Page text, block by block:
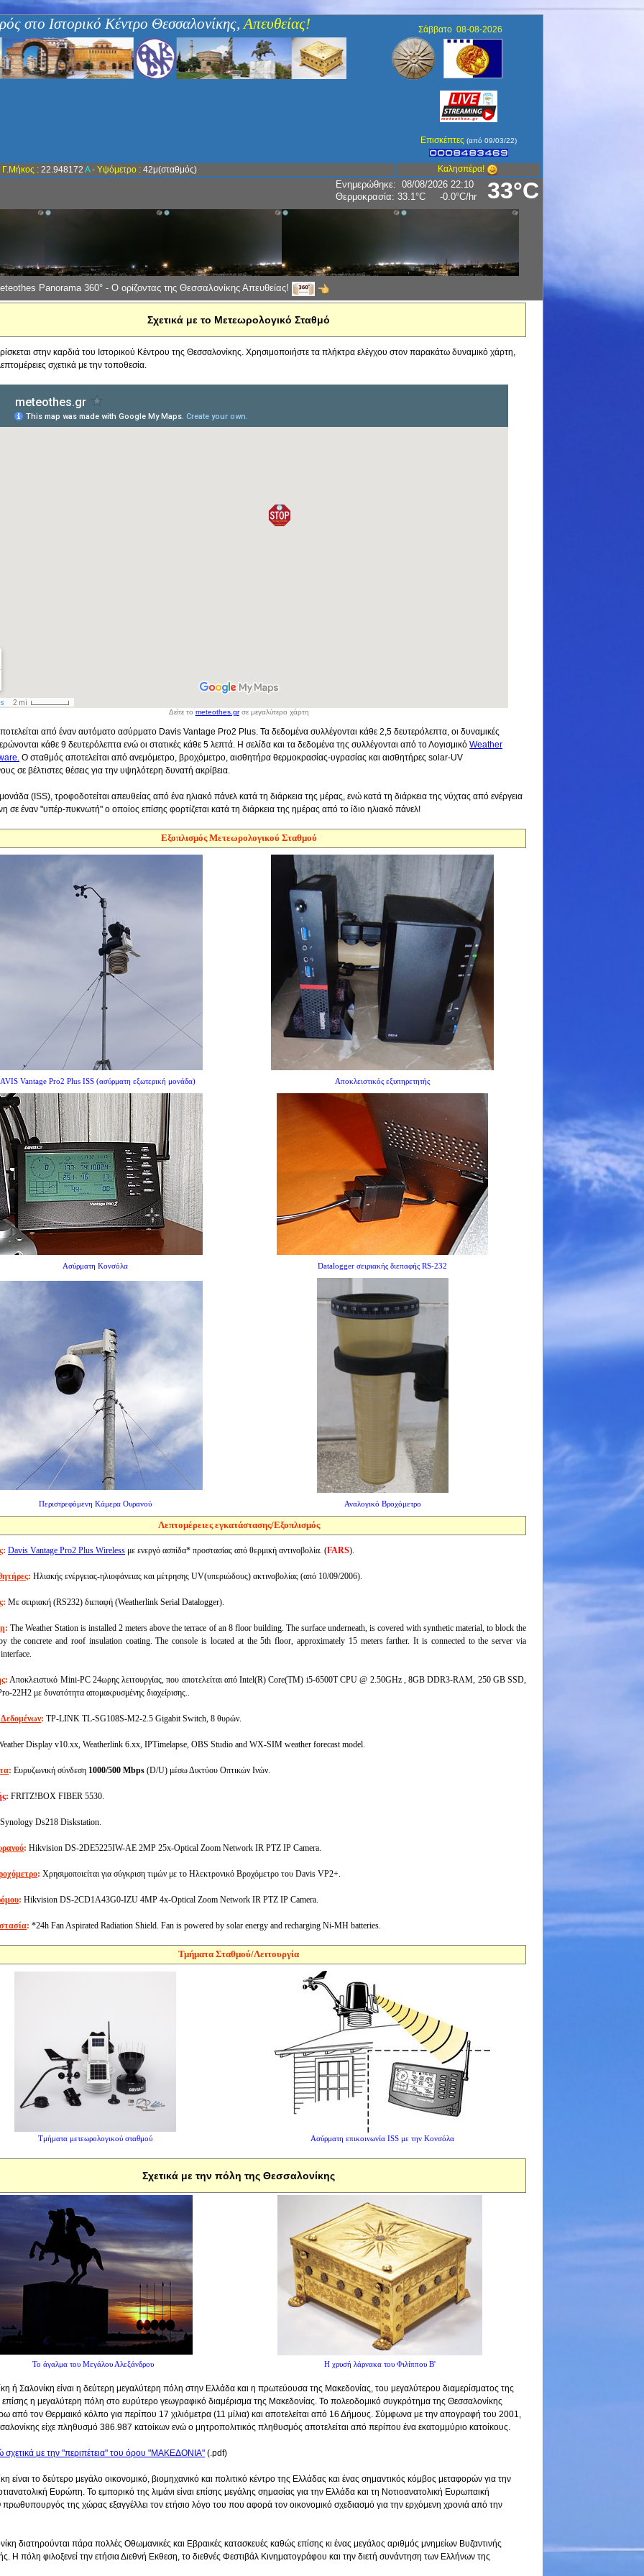
στο Ιστορικό Κέντρο Θεσσαλονίκης,Απευθείας! Σάββατο 08-08-2026
Επισκέπτες (από 09/03/22)
Γ.Μήκος :22.948172 Α- Υψόμετρο :42μ(σταθμός) Καλησπέρα!
33°C
Ενημερώθηκε: 08/08/2026 22:10
Υγρασία:43%
Panorama 360° - Ο ορίζοντας της Θεσσαλονίκης Απευθείας!
Σχετικά με το Μετεωρολογικό Σταθμό
στην καρδιά του Ιστορικού Κέντρου της Θεσσαλονίκης. Χρησιμοποιήστε τα πλήκτρα ελέγχου στον παρακάτω δυναμικό χάρτη,
σχετικά με την τοποθεσία.
Δείτε το meteothes.grσε μεγαλύτερο χάρτη
από έναν αυτόματο ασύρματο Davis Vantage Pro2 Plus. Τα δεδομένα συλλέγονται κάθε 2,5 δευτερόλεπτα, οι δυναμικές
κάθε 9 δευτερόλεπτα ενώ οι στατικές κάθε 5 λεπτά. Η σελίδα και τα δεδομένα της συλλέγονται από το ΛογισμικόWeather
Ο σταθμός αποτελείται από ανεμόμετρο, βροχόμετρο, αισθητήρα θερμοκρασίας-υγρασίας και αισθητήρες solar-UV
σε βέλτιστες θέσεις για την υψηλότερη δυνατή ακρίβεια.
(ISS), τροφοδοτείται απευθείας από ένα ηλιακό πάνελ κατά τη διάρκεια της μέρας, ενώ κατά τη διάρκεια της νύχτας από ενέργεια
σε έναν "υπέρ-πυκνωτή" ο οποίος επίσης φορτίζεται κατά τη διάρκεια της ημέρας από το ίδιο ηλιακό πάνελ!
Εξοπλισμός Μετεωρολογικού Σταθμού
Vantage Pro2 Plus ISS (ασύρματη εξωτερική μονάδα) Αποκλειστικός εξυπηρετητής
Ασύρματη Κονσόλα Datalogger σειριακής διεπαφής RS-232
Περιστρεφόμενη Κάμερα Ουρανού Αναλογικό Βροχόμετρο
Λεπτομέρειες εγκατάστασης/Eξοπλισμός
:Davis Vantage Pro2 Plus Wireless με ενεργό ασπίδα* προστασίας από θερμική αντινοβολία. (FARS).
:Ηλιακής ενέργειας-ηλιοφάνειας και μέτρησης UV(υπεριώδους) ακτινοβολίας (από 10/09/2006).
:Με σειριακή (RS232) διεπαφή (Weatherlink Serial Datalogger).
:The Weather Station is installed 2 meters above the terrace of an 8 floor building. The surface underneath, is covered with synthetic material, to block the
the concrete and roof insulation coating. The console is located at the 5th floor, approximately 15 meters farther. It is connected to the server via
: Αποκλειστικό Mini-PC 24ωρης λειτουργίας, που αποτελείται από Intel(R) Core(TM) i5-6500T CPU @ 2.50GHz , 8GB DDR3-RAM, 250 GB SSD,
22H2 με δυνατότητα απομακρυσμένης διαχείρισης..
:TP-LINK TL-SG108S-M2-2.5 Gigabit Switch, 8 θυρών.
Display v10.xx, Weatherlink 6.xx, IPTimelapse, OBS Studio and WX-SIM weather forecast model.
:Ευρυζωνική σύνδεση 1000/500 Mbps (D/U) μέσω Δικτύου Οπτικών Ινών.
: FRITZ!BOX FIBER 5530.
Ds218 Diskstation.
:Hikvision DS-2DE5225IW-AE 2MP 25x-Optical Zoom Network IR PTZ IP Camera.
:Χρησιμοποιείται για σύγκριση τιμών με το Ηλεκτρονικό Βροχόμετρο του Davis VP2+.
:Hikvision DS-2CD1A43G0-IZU 4MP 4x-Optical Zoom Network IR PTZ IP Camera.
:*24h Fan Aspirated Radiation Shield. Fan is powered by solar energy and recharging Ni-MH batteries.
Τμήματα Σταθμού/Λειτουργία
Τμήματα μετεωρολογικού σταθμού Ασύρματη επικοινωνία ISS με την Κονσόλα
Σχετικά με την πόλη της Θεσσαλονίκης
Το άγαλμα του Μεγάλου Αλεξάνδρου Η χρυσή λάρνακα του Φιλίππου Β'
ή Σαλονίκη είναι η δεύτερη μεγαλύτερη πόλη στην Ελλάδα και η πρωτεύουσα της Μακεδονίας, του μεγαλύτερου διαμερίσματος της
επίσης η μεγαλύτερη πόλη στο ευρύτερο γεωγραφικό διαμέρισμα της Μακεδονίας. Το πολεοδομικό συγκρότημα της Θεσσαλονίκης
από τον Θερμαικό κόλπο για περίπου 17 χιλιόμετρα (11 μίλια) και αποτελείται από 16 Δήμους. Σύμφωνα με την απογραφή του 2001,
είχε πληθυσμό 386.987 κατοίκων ενώ ο μητροπολιτικός πληθυσμός αποτελείται από περίπου ένα εκατομμύριο κατοίκους.
σχετικά με την "περιπέτεια" του όρου "ΜΑΚΕΔΟΝΙΑ" (.pdf)
είναι το δεύτερο μεγάλο οικονομικό, βιομηχανικό και πολιτικό κέντρο της Ελλάδας και ένας σημαντικός κόμβος μεταφορών για την
Ευρώπη. Το εμπορικό της λιμάνι είναι επίσης μεγάλης σημασίας για την Ελλάδα και τη Νοτιοανατολική Ευρωπαική
της χώρας εξαγγέλλει τον ετήσιο λόγο του που αφορά τον οικονομικό σχεδιασμό για την ερχόμενη χρονιά από την
διατηρούνται πάρα πολλές Οθωμανικές και Εβραικές κατασκευές καθώς επίσης κι ένας μεγάλος αριθμός μνημείων Βυζαντινής
Η πόλη φιλοξενεί την ετήσια Διεθνή Εκθεση, το διεθνές Φεστιβάλ Κινηματογράφου και την διετή συνάντηση των Ελλήνων της